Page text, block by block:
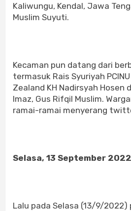
Kaliwungu, Kendal, Jawa
Muslim Suyuti.
Kecaman pun datang dari
termasuk Rais Syuriyah
Zealand KH Nadirsyah Hosen
Imaz, Gus Rifqil Muslim.
ramai-ramai menyerang
Selasa, 13 September 2022
Lalu pada Selasa (13/9/2022)